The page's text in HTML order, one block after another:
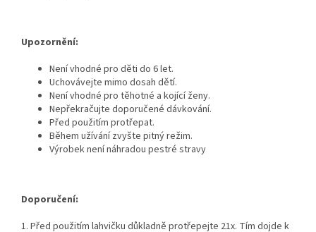
Upozornění:
Není vhodné pro děti do 6 let.
Uchovávejte mimo dosah dětí.
Není vhodné pro těhotné a kojící ženy.
Nepřekračujte doporučené dávkování.
Před použitím protřepat.
Během užívání zvyšte pitný režim.
Výrobek není náhradou pestré stravy
Doporučení:
1. Před použitím lahvičku důkladně protřepejte 21x. Tím dojde k